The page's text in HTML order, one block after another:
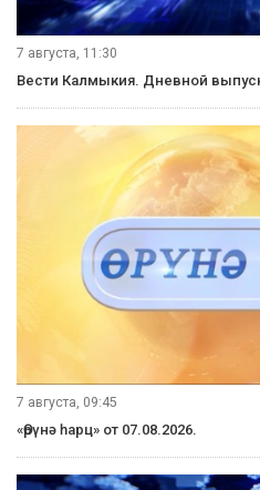
7 августа, 11:30
Вести Калмыкия. Дневной выпуск
7 августа, 09:45
«Өрүнә һарц» от 07.08.2026.